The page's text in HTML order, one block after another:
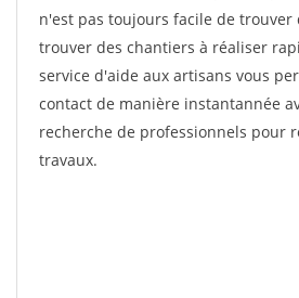
n'est pas toujours facile de trouver
trouver des chantiers à réaliser
service d'aide aux artisans vous
contact de manière instantannée
recherche de professionnels pour
travaux.